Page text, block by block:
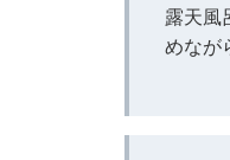
露天風
めなが